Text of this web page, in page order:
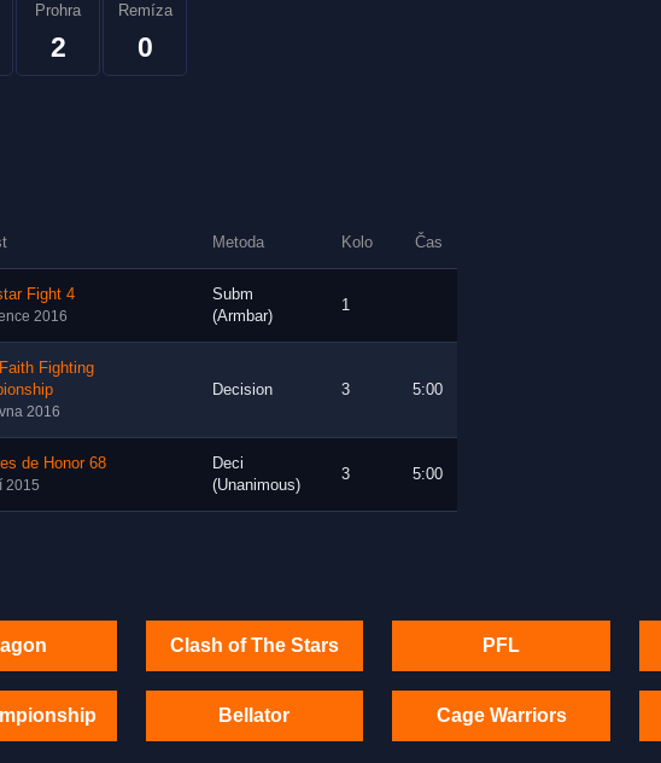
Prohra
2
Remíza
0
Metoda Kolo Čas
Fight 4
2016
Subm
(Armbar)
1
Fighting
2016
Decision 3 5:00
de Honor 68
2015
Deci
(Unanimous)
3 5:00
Clash of The Stars PFL
Bellator Cage Warriors